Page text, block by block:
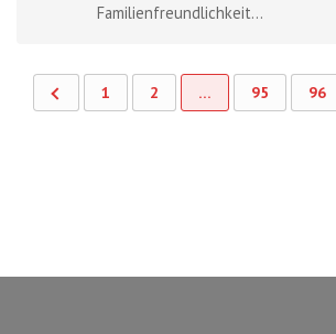
Familienfreundlichkeit...
1 2 … 95 96